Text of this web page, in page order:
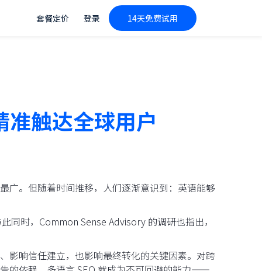
套餐定价 登录 14天免费试用
准触达全球用户
。但随着时间推移，人们逐渐意识到：英语能够
同时，Common Sense Advisory 的调研也指出，
响信任建立，也影响最终转化的关键因素。对跨